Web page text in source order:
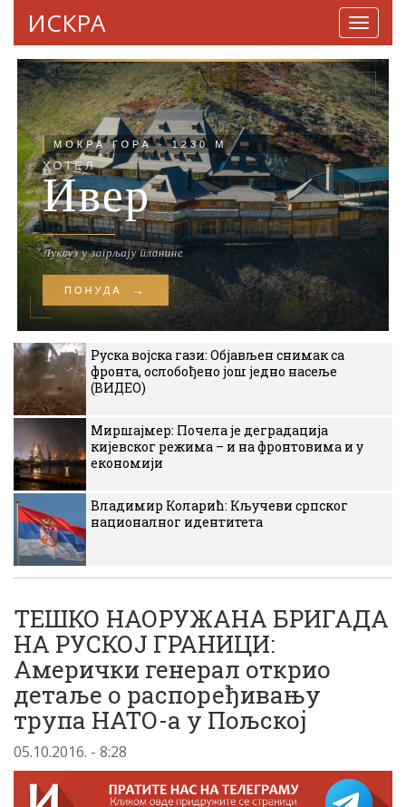
ИСКРА
Руска војска гази: Објављен снимак са
фронта, ослобођено још једно насеље
(ВИДЕО)
Миршајмер: Почела је деградација
кијевског режима – и на фронтовима и у
економији
Владимир Коларић: Кључеви српског
националног идентитета
ТЕШКО НАОРУЖАНА БРИГАДА
НА РУСКОЈ ГРАНИЦИ:
Амерички генерал открио
детаље о распоређивању
трупа НАТО-а у Пољској
05.10.2016. - 8:28